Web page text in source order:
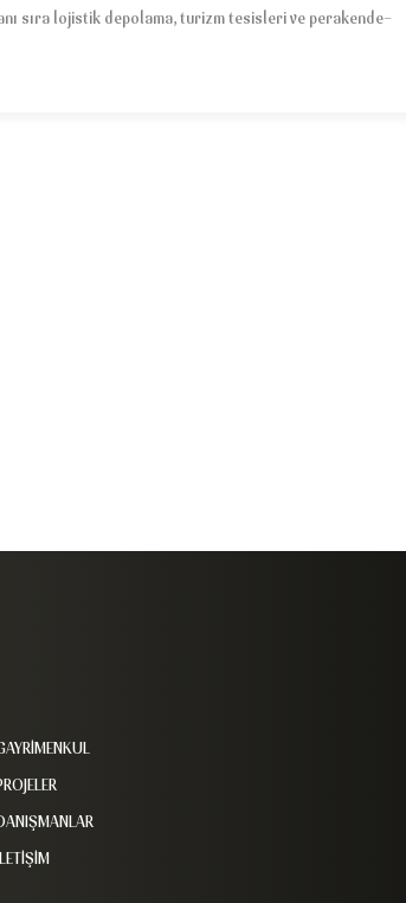
sıra lojistik depolama, turizm tesisleri ve perakende-